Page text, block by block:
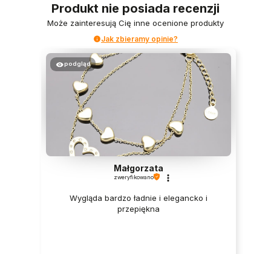
Produkt nie posiada recenzji
Może zainteresują Cię inne ocenione produkty
Jak zbieramy opinie?
podgląd
Małgorzata
zweryfikowano
Wygląda bardzo ładnie i elegancko i
przepiękna